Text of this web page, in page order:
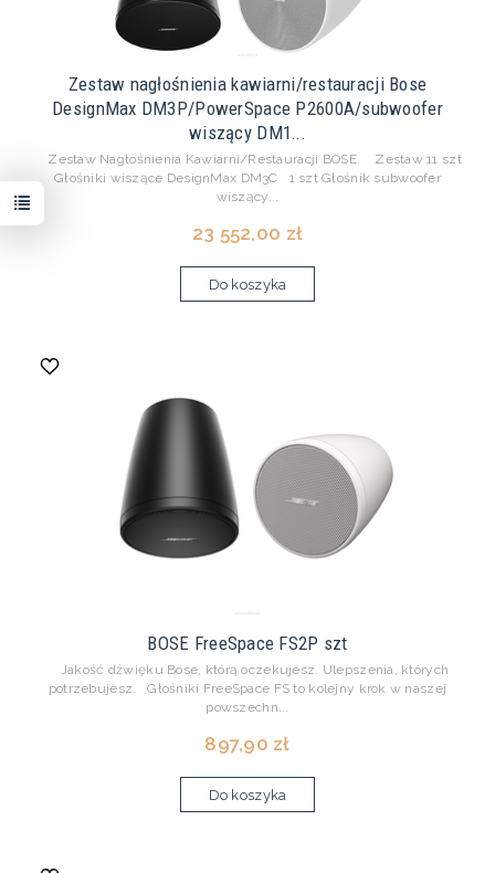
Zestaw nagłośnienia kawiarni/restauracji Bose
DesignMax DM3P/PowerSpace P2600A/subwoofer
wiszący DM1...
Zestaw Nagłośnienia Kawiarni/Restauracji BOSE. Zestaw 11 szt
Głośniki wiszące DesignMax DM3C 1 szt Głośnik subwoofer
wiszący...
23 552,00 zł
Do koszyka
BOSE FreeSpace FS2P szt
Jakość dźwięku Bose, którą oczekujesz. Ulepszenia, których
potrzebujesz. Głośniki FreeSpace FS to kolejny krok w naszej
powszechn...
897,90 zł
Do koszyka